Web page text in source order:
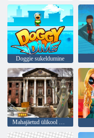
Doggie sukeldumine
Mahajäetud ülikool HTML5 Escape